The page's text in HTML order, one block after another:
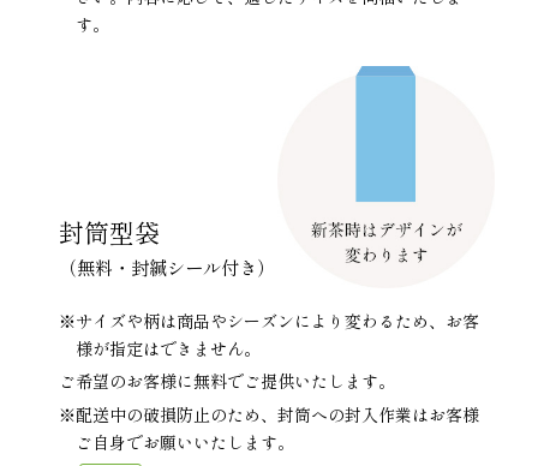
す。
封筒型袋
（無料・封緘シール付き）
※サイズや柄は商品やシーズンにより変わるため、お客
様が指定はできません。
ご希望のお客様に無料でご提供いたします。
※配送中の破損防止のため、封筒への封入作業はお客様
ご自身でお願いいたします。